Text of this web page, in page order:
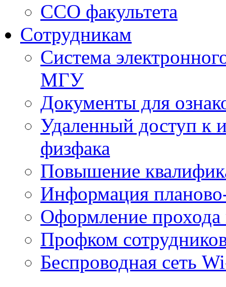
ССО факультета
Сотрудникам
Система
МГУ
Документы для
Удаленный доступ к
физфака
Повышение
Информация
Оформление прохода
Профком
Беспроводная сеть